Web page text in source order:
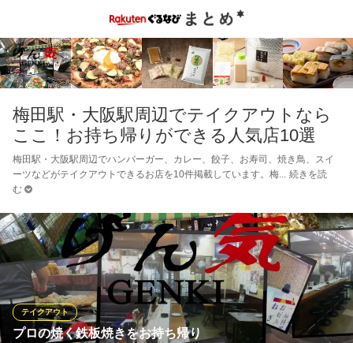
梅田駅・大阪駅周辺でテイクアウトなら
ここ！お持ち帰りができる人気店10選
梅田駅・大阪駅周辺でハンバーガー、カレー、餃子、お寿司、焼き鳥、スイ
ーツなどがテイクアウトできるお店を10件掲載しています。梅
続きを読
む
プロの焼く鉄板焼きをお持ち帰り
テイクアウト